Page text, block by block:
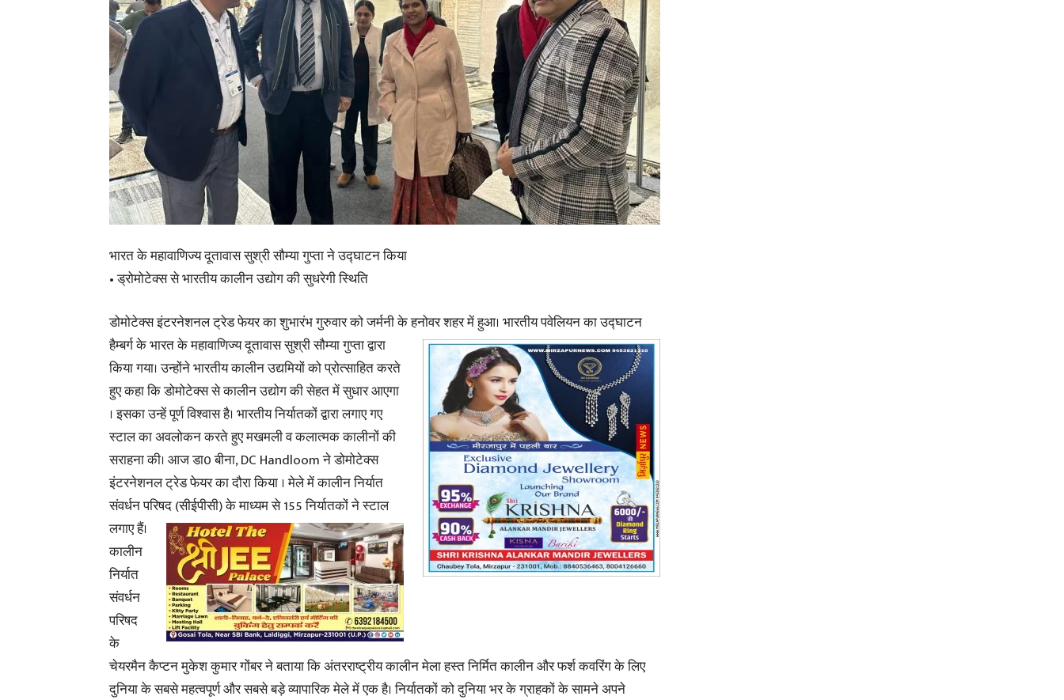
News
in
Today
Hindi
News
Paper
भारत के महावाणिज्य दूतावास सुश्री सौम्या गुप्ता ने उद्घाटन किया
• ड्रोमोटेक्स से भारतीय कालीन उद्योग की सुधरेगी स्थिति
डोमोटेक्स इंटरनेशनल ट्रेड फेयर का शुभारंभ गुरुवार को जर्मनी के हनोवर शहर में हुआ। भारतीय पवेलियन का उद्घाटन
हैम्बर्ग केभारत के महावाणिज्य दूतावास सुश्री सौम्या गुप्ता द्वारा
किया गया। उन्होंने भारतीय कालीन उद्यमियों को प्रोत्साहित करते
हुए कहा कि डोमोटेक्स से कालीन उद्योग की सेहत में सुधार आएगा
। इसका उन्हें पूर्ण विश्वास है। भारतीय निर्यातकों द्वारा लगाए गए
स्टाल का अवलोकन करते हुए मखमली व कलात्मक कालीनों की
सराहना की। आज डा0 बीना, DC Handloom ने डोमोटेक्स
इंटरनेशनल ट्रेड फेयर का दौरा किया । मेले में कालीन निर्यात
संवर्धन परिषद (सीईपीसी) के माध्यम से 155 निर्यातकों ने स्टाल
लगाए हैं।
कालीन
निर्यात
संवर्धन
परिषद
के
चेयरमैन कैप्टन मुकेश कुमार गोंबर ने बताया कि अंतरराष्ट्रीय कालीन मेला हस्त निर्मित कालीन और फर्श कवरिंग के लिए
दुनिया के सबसे महत्वपूर्ण और सबसे बड़े व्यापारिक मेले में एक है। निर्यातकों को दुनिया भर के ग्राहकों के सामने अपने